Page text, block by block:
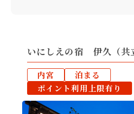
いにしえの宿 伊久（共
内宮
泊まる
ポイント利用上限有り